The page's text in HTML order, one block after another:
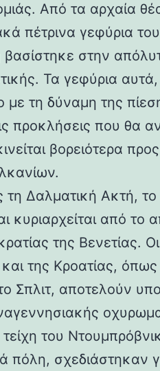
Από τα αρχαία
πέτρινα γεφύρια
βασίστηκε στην
Τα γεφύρια
με τη δύναμη της
προκλήσεις που θα
βορειότερα
Δαλματική Ακτή, το
κυριαρχείται από το
της Βενετίας.
της Κροατίας, όπως
Σπλιτ, αποτελούν
τείχη του
πόλη, σχεδιάστηκαν